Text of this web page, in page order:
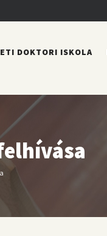
DOKTORI ISKOLA